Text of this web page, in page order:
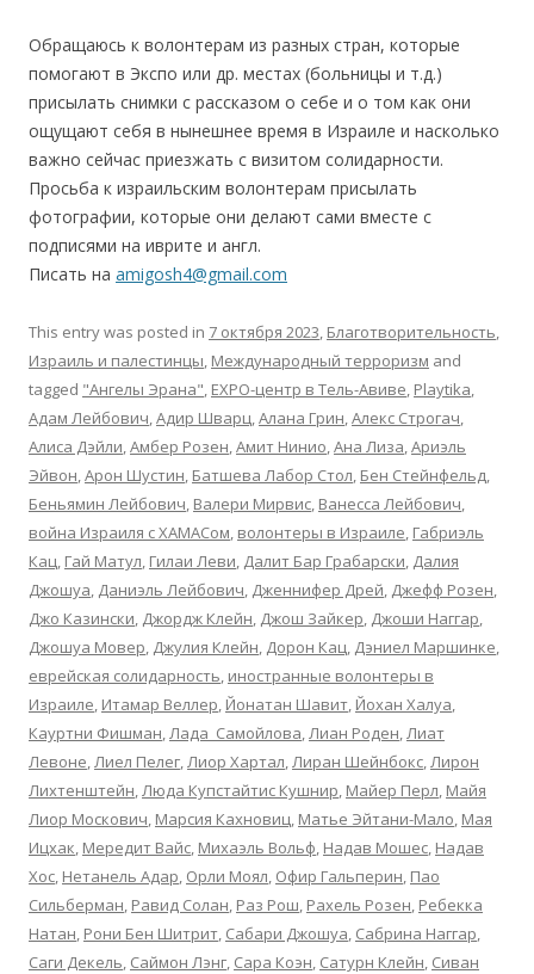
Обращаюсь к волонтерам из разных стран, которые
помогают в Экспо или др. местах (больницы и т.д.)
присылать снимки с рассказом о себе и о том как они
ощущают себя в нынешнее время в Израиле и насколько
важно сейчас приезжать с визитом солидарности.
Просьба к израильским волонтерам присылать
фотографии, которые они делают сами вместе с
подписями на иврите и англ.
Писать на amigosh4@gmail.com
This entry was posted in 7 октября 2023, Благотворительность,
Израиль и палестинцы, Международный терроризм and
tagged "Ангелы Эрана", EХРО-центр в Тель-Авиве, Playtika,
Адам Лейбович,Адир Шварц,Алана Грин,Алекс Строгач,
Алиса Дэйли,Амбер Розен,Амит Нинио,Ана Лиза,Ариэль
Эйвон,Арон Шустин, Батшева Лабор Стол, Бен Стейнфельд,
Беньямин Лейбович, Валери Мирвис, Ванесса Лейбович,
война Израиля с ХАМАСом, волонтеры в Израиле, Габриэль
Кац, Гай Матул, Гилаи Леви, Далит Бар Грабарски, Далия
Джошуа, Даниэль Лейбович, Дженнифер Дрей, Джефф Розен,
Джо Казински, Джордж Клейн, Джош Зайкер, Джоши Наггар,
Джошуа Мовер, Джулия Клейн, Дорон Кац, Дэниел Маршинке,
еврейская солидарность, иностранные волонтеры в
Израиле, Итамар Веллер, Йонатан Шавит, Йохан Халуа,
Кауртни Фишман,Лада Cамойлова,Лиан Роден,Лиат
Левоне,Лиел Пелег,Лиор Хартал,Лиран Шейнбокс,Лирон
Лихтенштейн,Люда Купстайтис Кушнир, Майер Перл, Майя
Лиор Москович, Марсия Кахновиц, Матье Эйтани-Мало, Мая
Ицхак, Мередит Вайс, Михаэль Вольф, Надав Мошес, Надав
Хос, Нетанель Адар, Орли Моял, Офир Гальперин, Пао
Сильберман, Равид Солан, Раз Рош, Рахель Розен, Ребекка
Натан, Рони Бен Шитрит, Сабари Джошуа, Сабрина Наггар,
Саги Декель, Саймон Лэнг, Сара Коэн, Сатурн Клейн, Сиван